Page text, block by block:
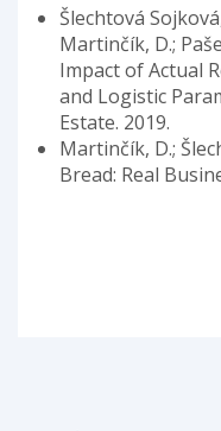
Šlechtová
Martinčík, D.;
Impact of Actual
and Logistic
Estate. 2019.
Martinčík, D.;
Bread: Real